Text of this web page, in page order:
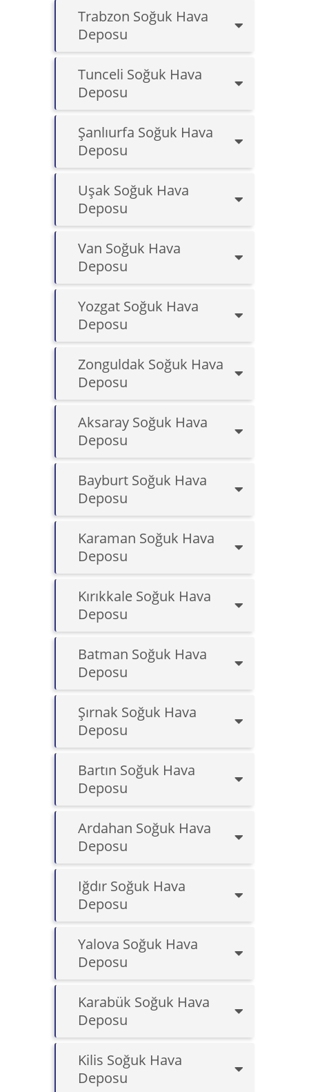
Trabzon Soğuk Hava
Deposu
Tunceli Soğuk Hava
Deposu
Şanlıurfa Soğuk Hava
Deposu
Uşak Soğuk Hava
Deposu
Van Soğuk Hava
Deposu
Yozgat Soğuk Hava
Deposu
Zonguldak Soğuk Hava
Deposu
Aksaray Soğuk Hava
Deposu
Bayburt Soğuk Hava
Deposu
Karaman Soğuk Hava
Deposu
Kırıkkale Soğuk Hava
Deposu
Batman Soğuk Hava
Deposu
Şırnak Soğuk Hava
Deposu
Bartın Soğuk Hava
Deposu
Ardahan Soğuk Hava
Deposu
Iğdır Soğuk Hava
Deposu
Yalova Soğuk Hava
Deposu
Karabük Soğuk Hava
Deposu
Kilis Soğuk Hava
Deposu